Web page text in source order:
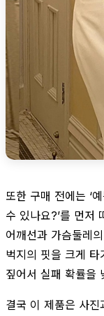
또한 구매 전에는 ‘
수 있나요?’를 먼저
어깨선과 가슴둘레
벅지의 핏을 크게
짚어서 실패 확률을
결국 이 제품은 사